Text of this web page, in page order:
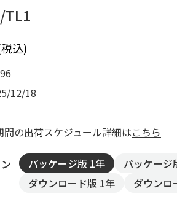
TL1
12/18
間の出荷スケジュール詳細はこちら
パッケージ版 1年
パッケージ
ダウンロード版 1年
ダウンロ